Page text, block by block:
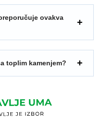
ovakva
toplim kamenjem?